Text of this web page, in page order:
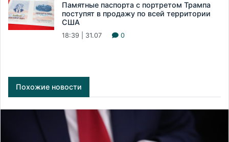
Памятные паспорта с портретом Трампа
поступят в продажу по всей территории
США
18:39 | 31.07 0
Похожие новости